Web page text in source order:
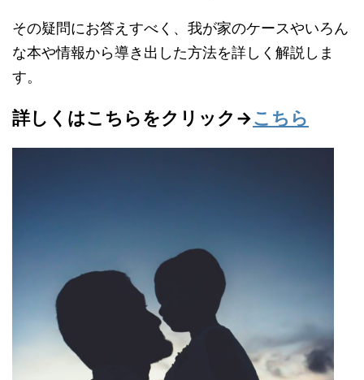
その疑問にお答えすべく、我が家のケースやいろん
な本や情報から導き出した方法を詳しく解説しま
す。
詳しくはこちらをクリック→こちら